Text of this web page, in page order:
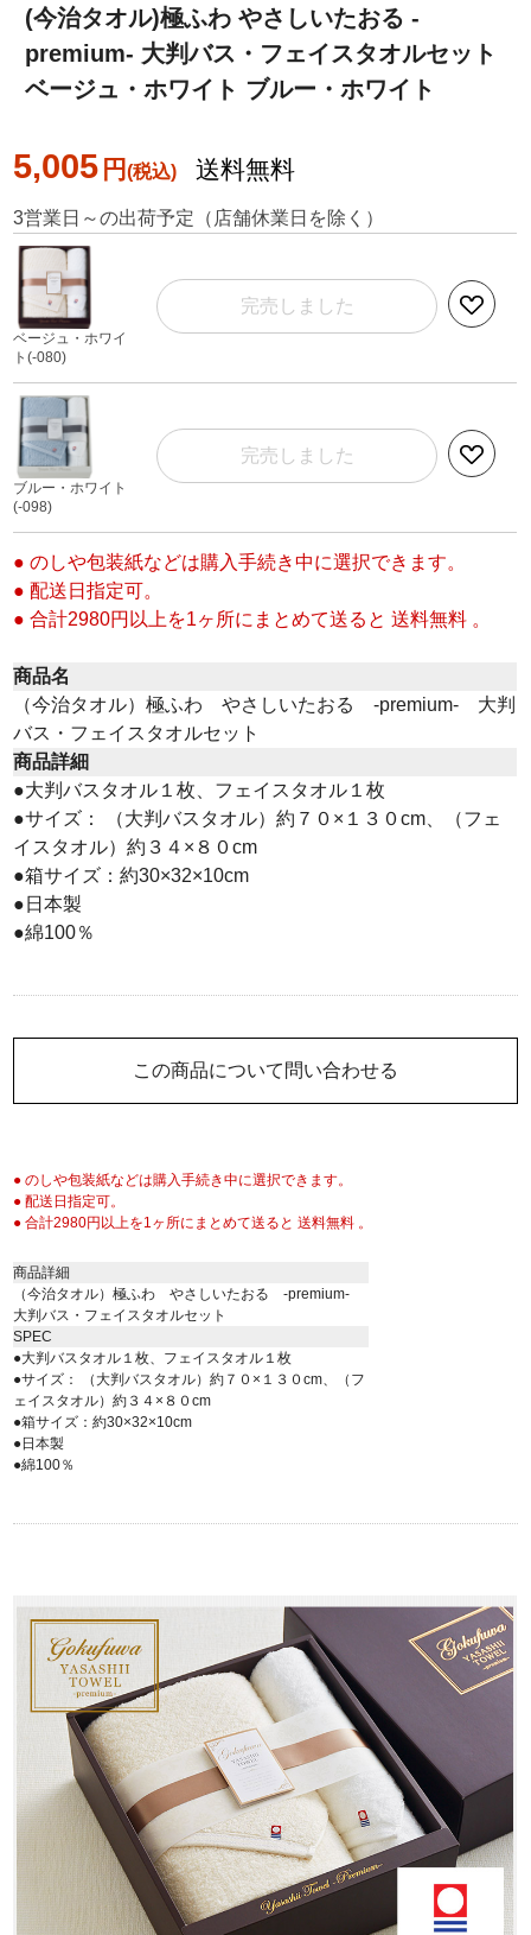
(今治タオル)極ふわ やさしいたおる -
premium- 大判バス・フェイスタオルセット
ベージュ・ホワイト ブルー・ホワイト
5,005 円 送料無料
3営業日～の出荷予定（店舗休業日を除く）
ベージュ・ホワイ
ト(-080)
完売しました
ブルー・ホワイト
(-098)
完売しました
この商品について問い合わせる
● のしや包装紙などは購入手続き中に選択できます。
● 配送日指定可。
● 合計2980円以上を1ヶ所にまとめて送ると 送料無料 。
商品詳細
（今治タオル）極ふわ やさしいたおる -premium-
大判バス・フェイスタオルセット
SPEC
●大判バスタオル１枚、フェイスタオル１枚
●サイズ： （大判バスタオル）約７０×１３０cm、（フ
ェイスタオル）約３４×８０cm
●箱サイズ：約30×32×10cm
●日本製
●綿100％
● のしや包装紙などは購入手続き中に選択できます。
● 配送日指定可。
● 合計2980円以上を1ヶ所にまとめて送ると 送料無料 。
商品名
（今治タオル）極ふわ やさしいたおる -premium- 大判
バス・フェイスタオルセット
商品詳細
●大判バスタオル１枚、フェイスタオル１枚
●サイズ： （大判バスタオル）約７０×１３０cm、（フェ
イスタオル）約３４×８０cm
●箱サイズ：約30×32×10cm
●日本製
●綿100％